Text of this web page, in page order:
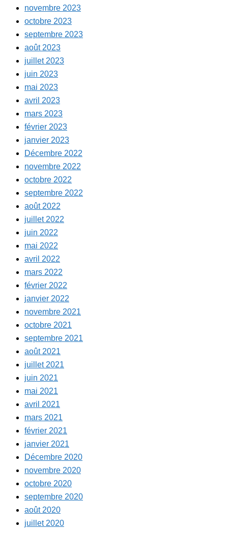
novembre 2023
octobre 2023
septembre 2023
août 2023
juillet 2023
juin 2023
mai 2023
avril 2023
mars 2023
février 2023
janvier 2023
Décembre 2022
novembre 2022
octobre 2022
septembre 2022
août 2022
juillet 2022
juin 2022
mai 2022
avril 2022
mars 2022
février 2022
janvier 2022
novembre 2021
octobre 2021
septembre 2021
août 2021
juillet 2021
juin 2021
mai 2021
avril 2021
mars 2021
février 2021
janvier 2021
Décembre 2020
novembre 2020
octobre 2020
septembre 2020
août 2020
juillet 2020